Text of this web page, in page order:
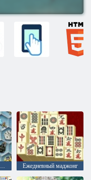
моря Ежедневный маджонг